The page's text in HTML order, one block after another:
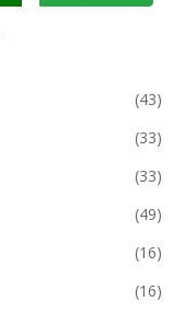
(43)
(33)
(33)
(49)
(16)
(16)